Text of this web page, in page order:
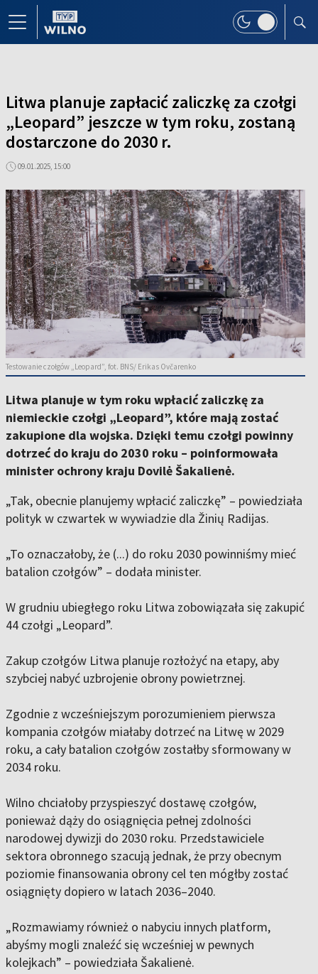
Litwa planuje zapłacić zaliczkę za czołgi
„Leopard” jeszcze w tym roku, zostaną
dostarczone do 2030 r.
09.01.2025, 15:00
Testowanie czołgów „Leopard”, fot. BNS/ Erikas Ovčarenko
Litwa planuje w tym roku wpłacić zaliczkę za
niemieckie czołgi „Leopard”, które mają zostać
zakupione dla wojska. Dzięki temu czołgi powinny
dotrzeć do kraju do 2030 roku – poinformowała
minister ochrony kraju Dovilė Šakalienė.
„Tak, obecnie planujemy wpłacić zaliczkę” – powiedziała
polityk w czwartek w wywiadzie dla Žinių Radijas.
„To oznaczałoby, że (...) do roku 2030 powinniśmy mieć
batalion czołgów” – dodała minister.
W grudniu ubiegłego roku Litwa zobowiązała się zakupić
44 czołgi „Leopard”.
Zakup czołgów Litwa planuje rozłożyć na etapy, aby
szybciej nabyć uzbrojenie obrony powietrznej.
Zgodnie z wcześniejszym porozumieniem pierwsza
kompania czołgów miałaby dotrzeć na Litwę w 2029
roku, a cały batalion czołgów zostałby sformowany w
2034 roku.
Wilno chciałoby przyspieszyć dostawę czołgów,
ponieważ dąży do osiągnięcia pełnej zdolności
narodowej dywizji do 2030 roku. Przedstawiciele
sektora obronnego szacują jednak, że przy obecnym
poziomie finansowania obrony cel ten mógłby zostać
osiągnięty dopiero w latach 2036–2040.
„Rozmawiamy również o nabyciu innych platform,
abyśmy mogli znaleźć się wcześniej w pewnych
kolejkach” – powiedziała Šakalienė.